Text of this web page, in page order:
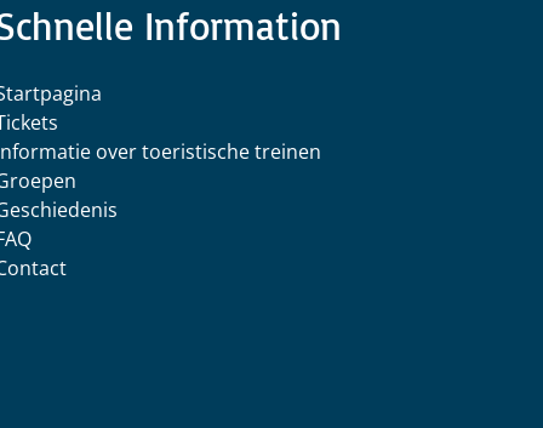
Information
over toeristische treinen